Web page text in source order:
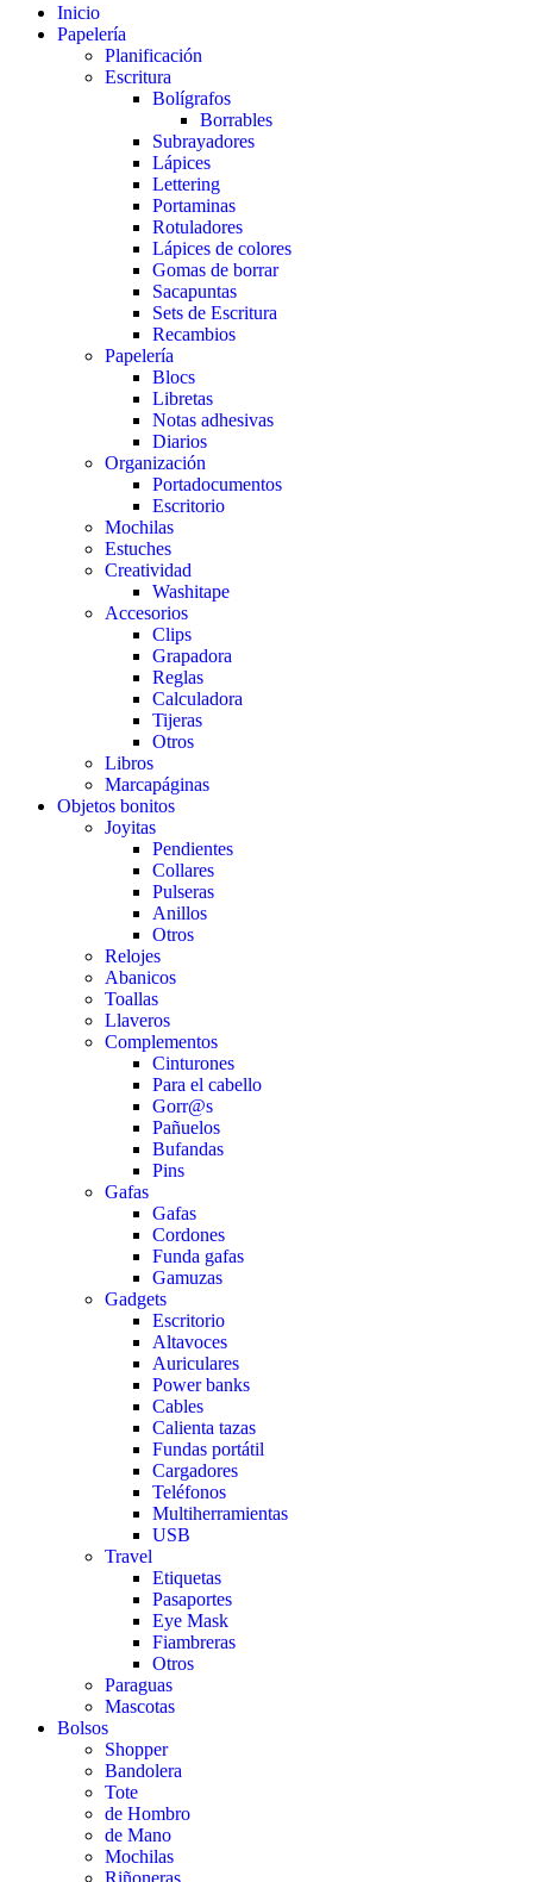
Inicio
Papelería
Planificación
Escritura
Bolígrafos
Borrables
Subrayadores
Lápices
Lettering
Portaminas
Rotuladores
Lápices de colores
Gomas de borrar
Sacapuntas
Sets de Escritura
Recambios
Papelería
Blocs
Libretas
Notas adhesivas
Diarios
Organización
Portadocumentos
Escritorio
Mochilas
Estuches
Creatividad
Washitape
Accesorios
Clips
Grapadora
Reglas
Calculadora
Tijeras
Otros
Libros
Marcapáginas
Objetos bonitos
Joyitas
Pendientes
Collares
Pulseras
Anillos
Otros
Relojes
Abanicos
Toallas
Llaveros
Complementos
Cinturones
Para el cabello
Gorr@s
Pañuelos
Bufandas
Pins
Gafas
Gafas
Cordones
Funda gafas
Gamuzas
Gadgets
Escritorio
Altavoces
Auriculares
Power banks
Cables
Calienta tazas
Fundas portátil
Cargadores
Teléfonos
Multiherramientas
USB
Travel
Etiquetas
Pasaportes
Eye Mask
Fiambreras
Otros
Paraguas
Mascotas
Bolsos
Shopper
Bandolera
Tote
de Hombro
de Mano
Mochilas
Riñoneras